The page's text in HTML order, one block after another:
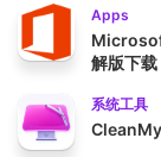
Apps
解版下载
系统工具